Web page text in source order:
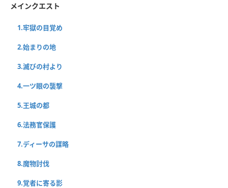
メインクエスト
1.牢獄の目覚め
2.始まりの地
3.滅びの村より
4.一ツ眼の襲撃
5.王城の都
6.法務官保護
7.ディーサの謀略
8.魔物討伐
9.覚者に寄る影